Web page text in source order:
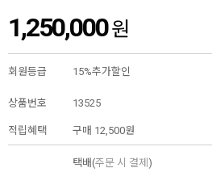
1,250,000원
회원등급 15%추가할인
상품번호 13525
적립혜택 구매 12,500원
택배(주문 시 결제 )